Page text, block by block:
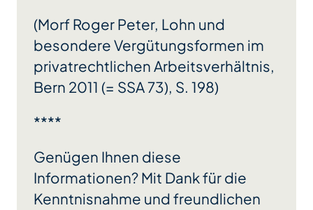
(Morf Roger Peter, Lohn und
besondere Vergütungsformen im
privatrechtlichen Arbeitsverhältnis,
Bern 2011 (= SSA 73), S. 198)
****
Genügen Ihnen diese
Informationen? Mit Dank für die
Kenntnisnahme und freundlichen